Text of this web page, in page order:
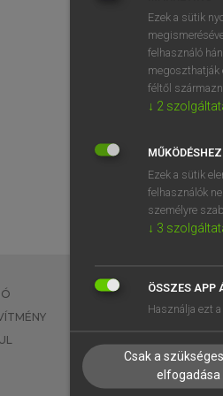
EGYÉNI
TANULÓKNAK
VÁLLALATI MEGOLDÁSOK
Ezek a sütik
felhasználó
megoszthatják
féltől
↓ 2
Ezek a sütik
felhasználók
személyre
↓ 3
ÖSSZES APP
Használja ezt
Csak a
elfogadása